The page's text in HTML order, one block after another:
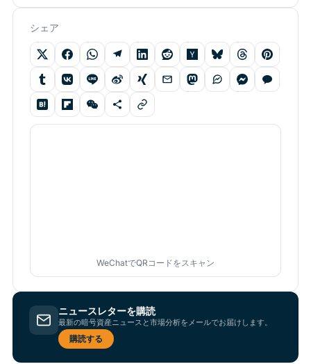
シェア
WeChatでQRコードをスキャン
ニュースレターを購読
最新の暗号資産ニュースと市場分析をメールでお届けします。
購読する